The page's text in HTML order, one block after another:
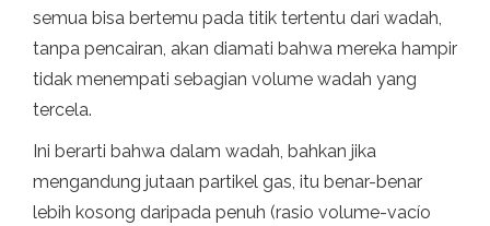
semua bisa bertemu pada titik tertentu dari wadah,
tanpa pencairan, akan diamati bahwa mereka hampir
tidak menempati sebagian volume wadah yang
tercela.
Ini berarti bahwa dalam wadah, bahkan jika
mengandung jutaan partikel gas, itu benar-benar
lebih kosong daripada penuh (rasio volume-vacío